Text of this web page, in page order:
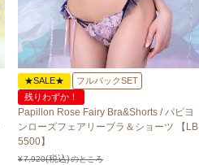
★SALE★
フルバックSET
残りわずか！
Papillon Rose Fairy Bra&Shorts / パピヨ
ンローズフェアリーブラ＆ショーツ 【LB
5500】
¥7,920 のところ